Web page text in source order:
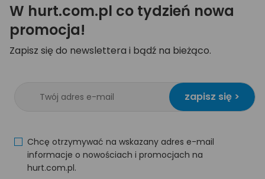
W hurt.com.pl co tydzień nowa
promocja!
Zapisz się do newslettera i bądź na bieżąco.
zapisz się >
Chcę otrzymywać na wskazany adres e-mail
informacje o nowościach i promocjach na
hurt.com.pl.